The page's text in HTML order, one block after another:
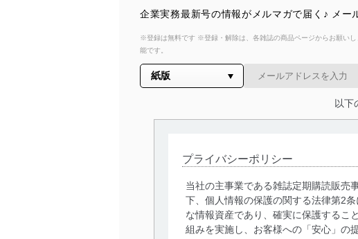
企業実務最新号の情報がメルマガで届く♪ メー
※登録は無料です ※登録・解除は、各雑誌の商品ページからお願い
能です。
以下
プライバシーポリシー
当社の主事業である雑誌定期購読販売
下、個人情報の保護の関する法律第2
な情報資産であり、確実に保護するこ
組みを実施し、お客様への「安心」の